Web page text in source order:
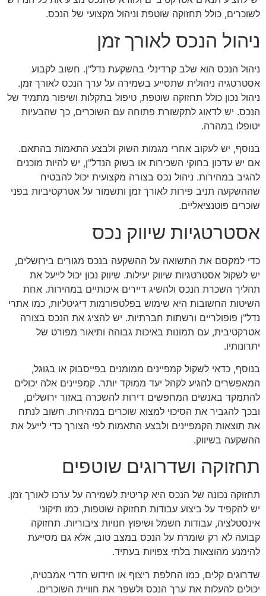
לשוכרים, כולל תחזוקה שוטפת וניהול מקצועי של הנכס.
ניהול הנכס לאורך זמן
ניהול הנכס הוא שלב קרדינלי בהשקעת נדל"ן. חשוב לקבוע
אסטרטגיה ניהולית שתסייע בשמירה על ערך הנכס לאורך זמן.
ניהול נכון כולל תחזוקה שוטפת, טיפול בתקלות ושיפור מתמיד של
הנכס. יש לדאוג לתקשורת פתוחה עם השוכרים, כך שהבעיות
יטופלו במהרה.
בנוסף, יש לעקוב אחרי מגמות השוק ולבצע התאמות בהתאם.
אם יש עדכון בחוקי השכירות או בשוק הנדל"ן, יש להיות מוכנים
להגיב במהירות. ניהול נכס בצורה מקצועית יכול להבטיח
שההשקעה תניב פירות לאורך זמן ותשמור על אטרקטיביות בפני
שוכרים פוטנציאליים.
אסטרטגיות שיווק נכס
כדי למקסם את התשואה על ההשקעה בנכס מגורים בירושלים,
יש לשקול אסטרטגיות שיווק יעילות. שיווק נכון יכול לייעל את
תהליך השכרת הנכס ולהשיג דיירים איכותיים במהירות. אחת
השיטות החשובות היא שימוש בפלטפורמות דיגיטליות, כמו אתרי
נדל"ן פופולריים ורשתות חברתיות. יש להציג את הנכס בצורה
אטרקטיבית, עם תמונות באיכות גבוהה ותיאור מפורט של
יתרונותיו.
בנוסף, כדאי לשקול קמפיינים ממומנים בפייסבוק או בגוגל,
המאפשרים להגיע לקהל יעד ממוקד יותר. קמפיינים אלה יכולים
להתמקד באנשים המחפשים דירות להשכרה באזור ירושלים,
ובכך להגביר את הסיכוי למצוא שוכרים במהירות. חשוב לנתח
את תוצאות הקמפיינים ולבצע התאמות לפי הצורך כדי לייעל את
ההשקעה בשיווק.
תחזוקה ושדרוגים שוטפים
תחזוקה נכונה של הנכס היא קריטית לשמירה על ערכו לאורך זמן.
יש להקפיד על ביצוע עבודות תחזוקה שוטפות, כמו תיקוני
אינסטלציה, עבודות חשמל ושיפוץ חנויות ציבוריות. תחזוקה
קבועה לא רק שומרת על הנכס במצב טוב, אלא גם מסייעת
להימנע מהוצאות בלתי צפויות בעתיד.
שדרוגים קלים, כמו החלפת ריצוף או חידוש חדרי אמבטיה,
יכולים להעלות את ערך הנכס ולשפר את חוויית השוכרים.